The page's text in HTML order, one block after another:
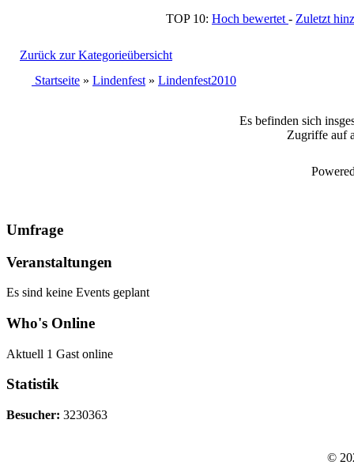
TOP 10: Hoch bewertet - Zuletzt
Zurück zur Kategorieübersicht
Startseite » Lindenfest » Lindenfest2010
Es befinden sich
Zugriffe auf
Umfrage
Veranstaltungen
Es sind keine Events geplant
Who's Online
Aktuell 1 Gast online
Statistik
Besucher: 3230363
©